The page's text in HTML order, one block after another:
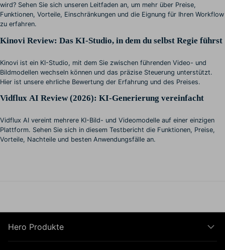
wird? Sehen Sie sich unseren Leitfaden an, um mehr über Preise,
Funktionen, Vorteile, Einschränkungen und die Eignung für Ihren Workflow
zu erfahren.
Kinovi Review: Das KI-Studio, in dem du selbst Regie führst
Kinovi ist ein KI-Studio, mit dem Sie zwischen führenden Video- und
Bildmodellen wechseln können und das präzise Steuerung unterstützt.
Hier ist unsere ehrliche Bewertung der Erfahrung und des Preises.
Vidflux AI Review (2026): KI-Generierung vereinfacht
Vidflux AI vereint mehrere KI-Bild- und Videomodelle auf einer einzigen
Plattform. Sehen Sie sich in diesem Testbericht die Funktionen, Preise,
Vorteile, Nachteile und besten Anwendungsfälle an.
Hero Produkte